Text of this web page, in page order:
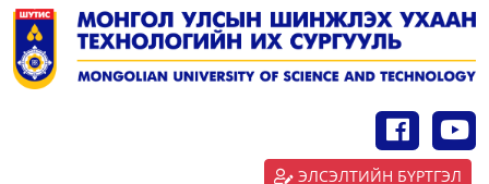
ЭЛСЭЛТИЙН БҮРТГЭЛ